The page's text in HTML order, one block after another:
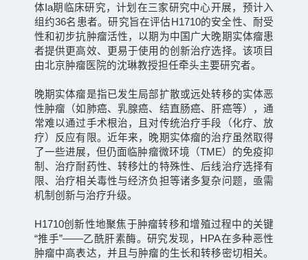
体Ia期临床研究，计划在三家研究中心开展，预计入
组约36名患者。研究旨在评估H1710的安全性、耐受
性和初步抗肿瘤活性，以期为中国广大晚期实体瘤患
者提供更高效、更易于使用的创新治疗选择。该项目
由北京肿瘤医院的沈琳教授担任牵头主要研究者。
晚期实体瘤是指已发生局部扩散或远处转移的实体恶
性肿瘤（如肺癌、乳腺癌、结直肠癌、肝癌等），通
常难以通过手术根治，且对传统治疗手段（化疗、放
疗）反应有限。近年来，晚期实体瘤的治疗虽然取得
了一些进展，但仍面临肿瘤微环境（TME）的免疫抑
制、治疗耐药性、转移灶的特殊性、后线治疗选择有
限、治疗相关毒性与经济负担等诸多复杂问题，亟需
机制创新与治疗升级。
H1710创新性地聚焦于肿瘤转移和增殖过程中的关键
“推手”——乙酰肝素酶。研究发现，HPA在多种恶性
肿瘤中高表达，并且与肿瘤的生长和转移密切相关。